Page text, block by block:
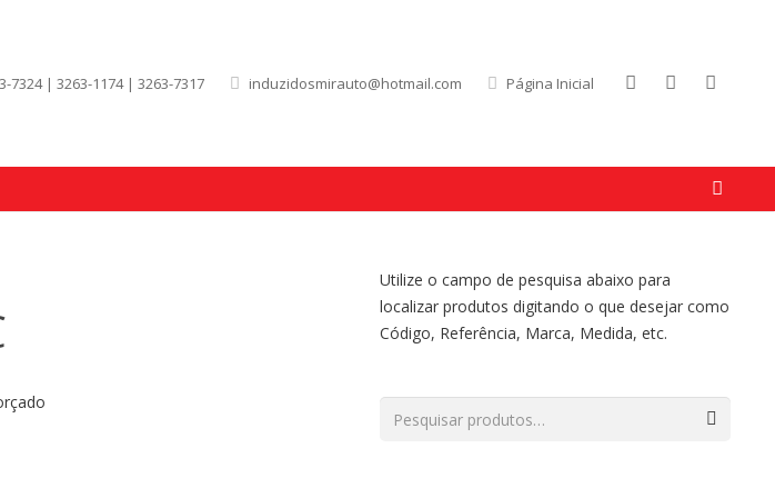
7324 | 3263-1174 | 3263-7317 induzidosmirauto@hotmail.com Página Inicial
Utilize o campo de pesquisa abaixo para
localizar produtos digitando o que desejar como
Código, Referência, Marca, Medida, etc.